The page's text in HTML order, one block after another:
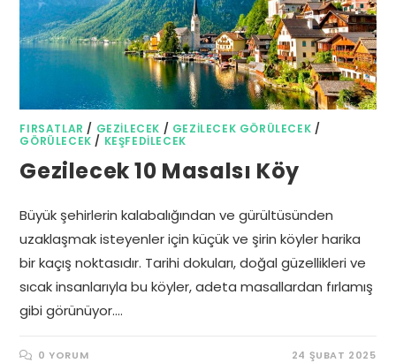
FIRSATLAR / GEZILECEK / GEZILECEK GÖRÜLECEK /
GÖRÜLECEK / KEŞFEDILECEK
Gezilecek 10 Masalsı Köy
Büyük şehirlerin kalabalığından ve gürültüsünden
uzaklaşmak isteyenler için küçük ve şirin köyler harika
bir kaçış noktasıdır. Tarihi dokuları, doğal güzellikleri ve
sıcak insanlarıyla bu köyler, adeta masallardan fırlamış
gibi görünüyor.…
0 YORUM 24 ŞUBAT 2025